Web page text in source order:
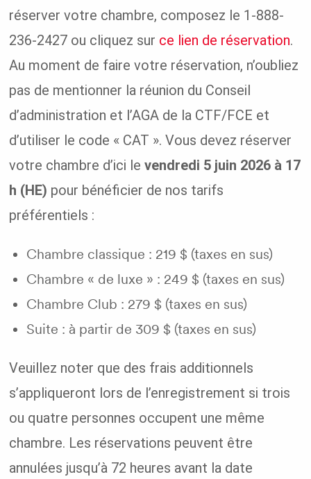
réserver votre chambre, composez le 1-888-
236-2427 ou cliquez sur ce lien de réservation.
Au moment de faire votre réservation, n’oubliez
pas de mentionner la réunion du Conseil
d’administration et l’AGA de la CTF/FCE et
d’utiliser le code « CAT ». Vous devez réserver
votre chambre d’ici le vendredi 5 juin 2026 à 17
h (HE) pour bénéficier de nos tarifs
préférentiels :
Chambre classique : 219 $ (taxes en sus)
Chambre « de luxe » : 249 $ (taxes en sus)
Chambre Club : 279 $ (taxes en sus)
Suite : à partir de 309 $ (taxes en sus)
Veuillez noter que des frais additionnels
s’appliqueront lors de l’enregistrement si trois
ou quatre personnes occupent une même
chambre. Les réservations peuvent être
annulées jusqu’à 72 heures avant la date